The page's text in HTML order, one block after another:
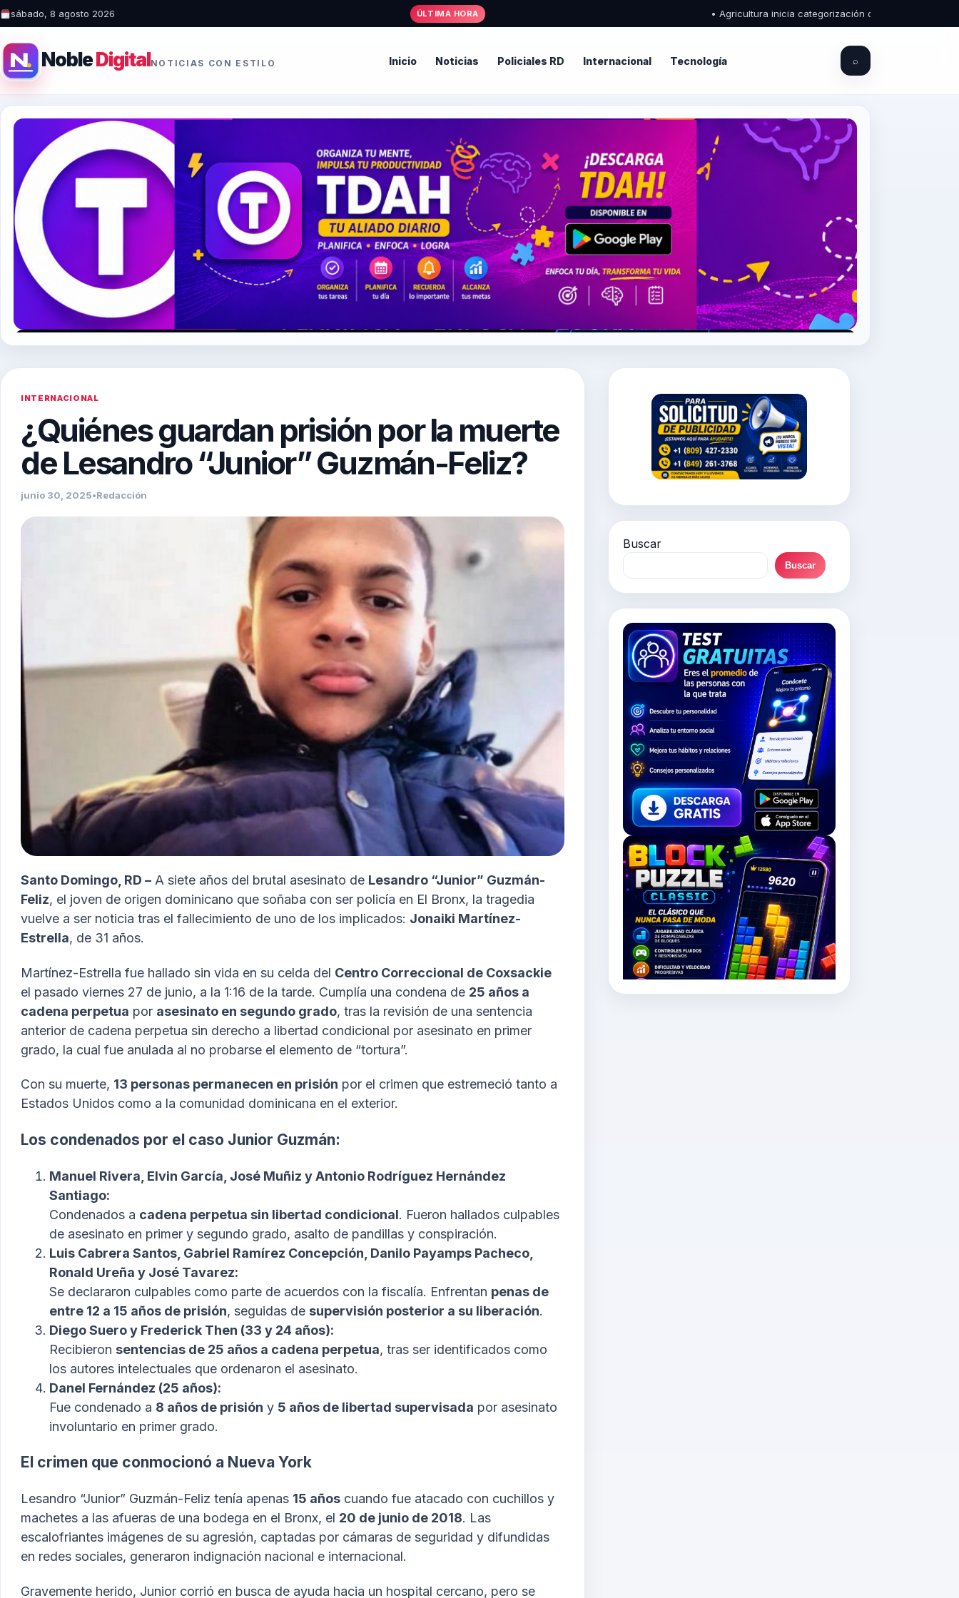
sábado, 8 agosto 2026 ÚLTIMA HORA • Agricultura inicia categorización de puestos para fortalecer
NobleDigitalNOTICIAS CON ESTILO Inicio Noticias Policiales RD Internacional Tecnología ⌕
Tegogroupsrl.com
INTERNACIONAL
¿Quiénes guardan prisión por la muerte
de Lesandro “Junior” Guzmán-Feliz?
junio 30, 2025•Redacción
Santo Domingo, RD – A siete años del brutal asesinato de Lesandro “Junior” Guzmán-
Feliz, el joven de origen dominicano que soñaba con ser policía en El Bronx, la tragedia
vuelve a ser noticia tras el fallecimiento de uno de los implicados: Jonaiki Martínez-
Estrella, de 31 años.
Martínez-Estrella fue hallado sin vida en su celda del Centro Correccional de Coxsackie
el pasado viernes 27 de junio, a la 1:16 de la tarde. Cumplía una condena de 25 años a
cadena perpetua por asesinato en segundo grado, tras la revisión de una sentencia
anterior de cadena perpetua sin derecho a libertad condicional por asesinato en primer
grado, la cual fue anulada al no probarse el elemento de “tortura”.
Con su muerte, 13 personas permanecen en prisión por el crimen que estremeció tanto a
Estados Unidos como a la comunidad dominicana en el exterior.
Los condenados por el caso Junior Guzmán:
Manuel Rivera, Elvin García, José Muñiz y Antonio Rodríguez Hernández
Santiago:
Condenados a cadena perpetua sin libertad condicional. Fueron hallados culpables
de asesinato en primer y segundo grado, asalto de pandillas y conspiración.
Luis Cabrera Santos, Gabriel Ramírez Concepción, Danilo Payamps Pacheco,
Ronald Ureña y José Tavarez:
Se declararon culpables como parte de acuerdos con la fiscalía. Enfrentan penas de
entre 12 a 15 años de prisión, seguidas de supervisión posterior a su liberación.
Diego Suero y Frederick Then (33 y 24 años):
Recibieron sentencias de 25 años a cadena perpetua, tras ser identificados como
los autores intelectuales que ordenaron el asesinato.
Danel Fernández (25 años):
Fue condenado a 8 años de prisión y 5 años de libertad supervisada por asesinato
involuntario en primer grado.
El crimen que conmocionó a Nueva York
Lesandro “Junior” Guzmán-Feliz tenía apenas 15 años cuando fue atacado con cuchillos y
machetes a las afueras de una bodega en el Bronx, el 20 de junio de 2018. Las
escalofriantes imágenes de su agresión, captadas por cámaras de seguridad y difundidas
en redes sociales, generaron indignación nacional e internacional.
Gravemente herido, Junior corrió en busca de ayuda hacia un hospital cercano, pero se
Buscar
Buscar